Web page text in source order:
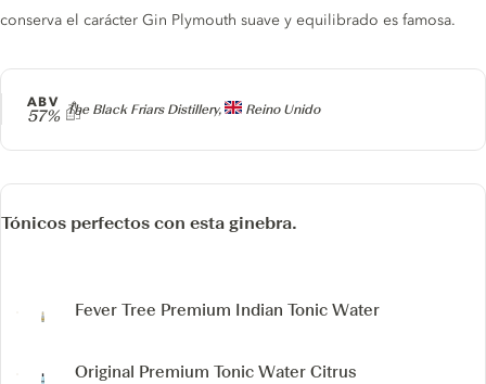
Producer
The Black Friars Distillery, Reino Unido
ABV
57%
conserva el carácter Gin Plymouth suave y equilibrado es famosa.
Tónicos perfectos con esta ginebra.
Fever Tree Premium Indian Tonic Water
Original Premium Tonic Water Citrus